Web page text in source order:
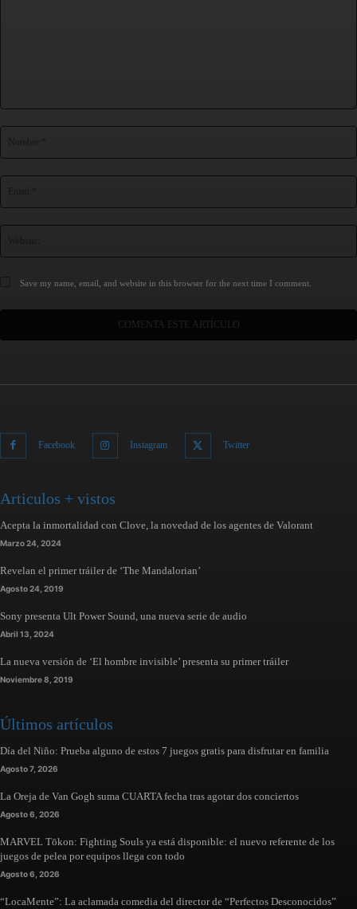
Save my name, email, and website in this browser for the next time I comment.
Facebook Instagram Twitter
Articulos + vistos
Acepta la inmortalidad con Clove, la novedad de los agentes de Valorant
Marzo 24, 2024
Revelan el primer tráiler de ‘The Mandalorian’
Agosto 24, 2019
Sony presenta Ult Power Sound, una nueva serie de audio
Abril 13, 2024
La nueva versión de ‘El hombre invisible’ presenta su primer tráiler
Noviembre 8, 2019
Últimos artículos
Día del Niño: Prueba alguno de estos 7 juegos gratis para disfrutar en familia
Agosto 7, 2026
La Oreja de Van Gogh suma CUARTA fecha tras agotar dos conciertos
Agosto 6, 2026
MARVEL Tōkon: Fighting Souls ya está disponible: el nuevo referente de los
juegos de pelea por equipos llega con todo
Agosto 6, 2026
“LocaMente”: La aclamada comedia del director de “Perfectos Desconocidos”